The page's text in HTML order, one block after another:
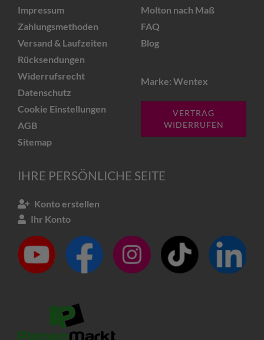
Impressum
Zahlungsmethoden
Versand & Laufzeiten
Rücksendungen
Widerrufsrecht
Datenschutz
Cookie Einstellungen
AGB
Sitemap
Molton nach Maß
FAQ
Blog
Marke: Wentex
VERTRAG
WIDERRUFEN
IHRE PERSÖNLICHE SEITE
Konto erstellen
Ihr Konto